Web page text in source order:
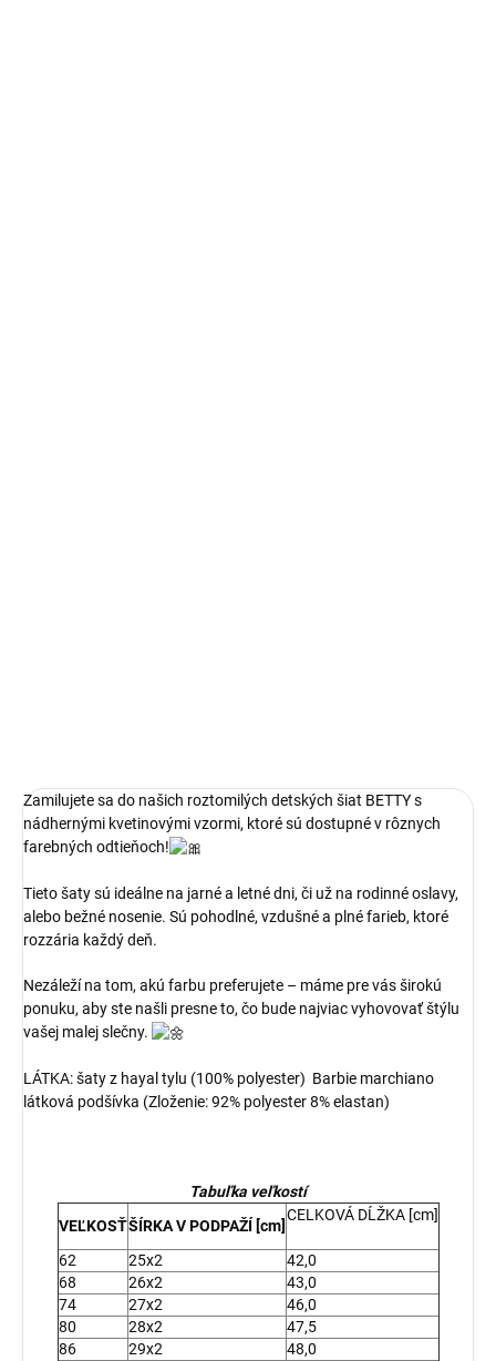
Zamilujete sa do našich roztomilých detských šiat BETTY s
nádhernými kvetinovými vzormi, ktoré sú dostupné v rôznych
farebných odtieňoch!
Tieto šaty sú ideálne na jarné a letné dni, či už na rodinné oslavy,
alebo bežné nosenie. Sú pohodlné, vzdušné a plné farieb, ktoré
rozzária každý deň.
Nezáleží na tom, akú farbu preferujete – máme pre vás širokú
ponuku, aby ste našli presne to, čo bude najviac vyhovovať štýlu
vašej malej slečny.
LÁTKA: šaty z hayal tylu (100% polyester) ​Barbie marchiano
látková podšívka (Zloženie: 92% polyester 8% elastan)
Tabuľka veľkostí
VEĽKOSŤŠÍRKA V PODPAŽÍ [cm]
CELKOVÁ DĹŽKA [cm]
62 25x2
42,0
68
26x2
43,0
74
27x2
46,0
80
28x2
47,5
86
29x2
48,0